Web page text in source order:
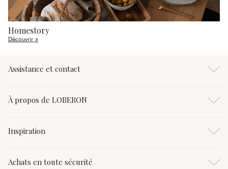
Homestory
Découvrir »
Assistance et contact
À propos de LOBERON
Inspiration
Achats en toute sécurité